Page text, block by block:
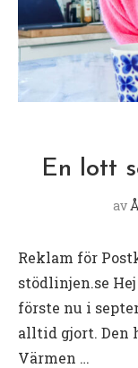
En lott
av
Reklam för
stödlinjen.se
förste nu i
alltid gjort. Den
Värmen …